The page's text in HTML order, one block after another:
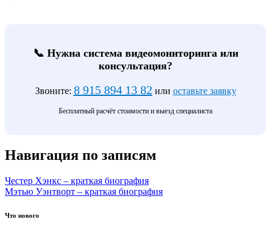
📞 Нужна система видеомониторинга или
консультация?
Звоните: 8 915 894 13 82 или оставьте заявку
Бесплатный расчёт стоимости и выезд специалиста
Навигация по записям
Честер Хэнкс – краткая биография
Мэтью Уэнтворт – краткая биография
Что нового